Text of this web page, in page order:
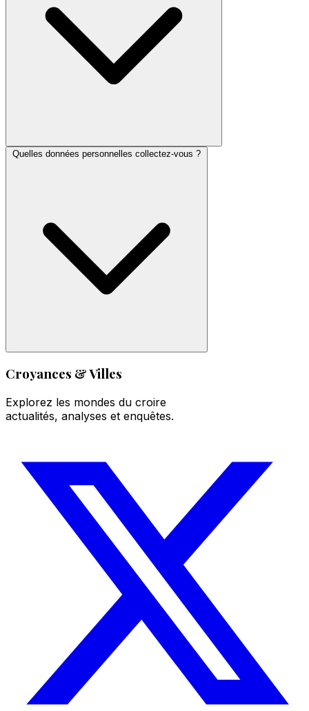
Quelles données personnelles collectez-vous ?
Croyances & Villes
Explorez les mondes du croire
actualités, analyses et enquêtes.